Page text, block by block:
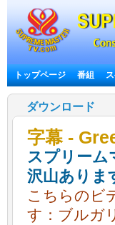
トップページ 番組
ダウンロード
字幕 -
スプリーム
沢山ありま
こちらのビ
す：ブルガ